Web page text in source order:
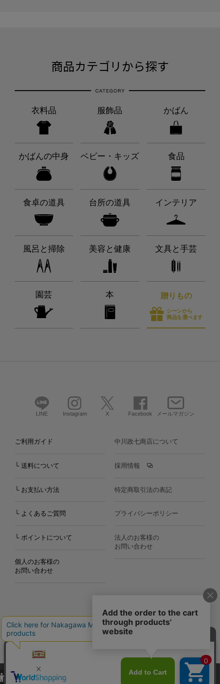
商品カテゴリから探す
衣料品 服飾品 かばん
かばんの中身 ベビー・キッズ 食品
食卓の道具 台所の道具 インテリア
風呂と掃除 美容と健康 文具と手芸
園芸 本 贈りもの
シーンから
商品を選べます
LINE Instagram X Facebook メールマガジン
ご利用ガイド
└ 送料について
└ お支払い方法
└ よくあるご質問
└ ポイントについて
個人のお客様の
お問い合わせ
中川政七商店について
採用情報
特定商取引法の表記
プライバシーポリシー
法人のお客様の
お問い合わせ
Copyright©2000
Nakagawa Masashichi Shoten All Rights Reserved.
当サイトでは、当サイト内における閲覧履歴・属性情報などの取得およ